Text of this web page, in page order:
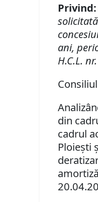
Privind:
ani,
H.C.L.
din
cadrul
Ploieşti